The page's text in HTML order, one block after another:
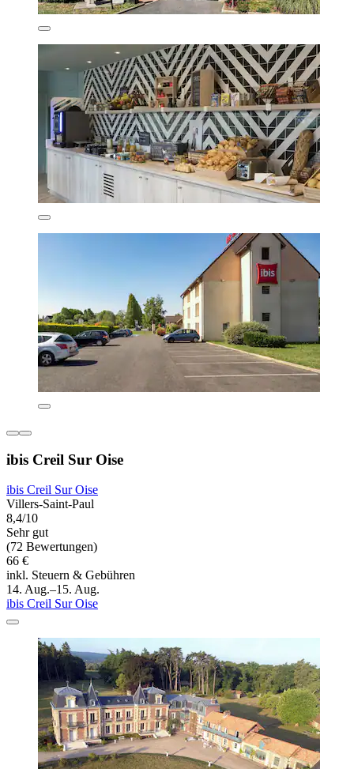
ibis Creil Sur Oise
ibis Creil Sur Oise
Villers-Saint-Paul
8,4/10
Sehr gut
(72 Bewertungen)
66 €
inkl. Steuern & Gebühren
14. Aug.–15. Aug.
ibis Creil Sur Oise